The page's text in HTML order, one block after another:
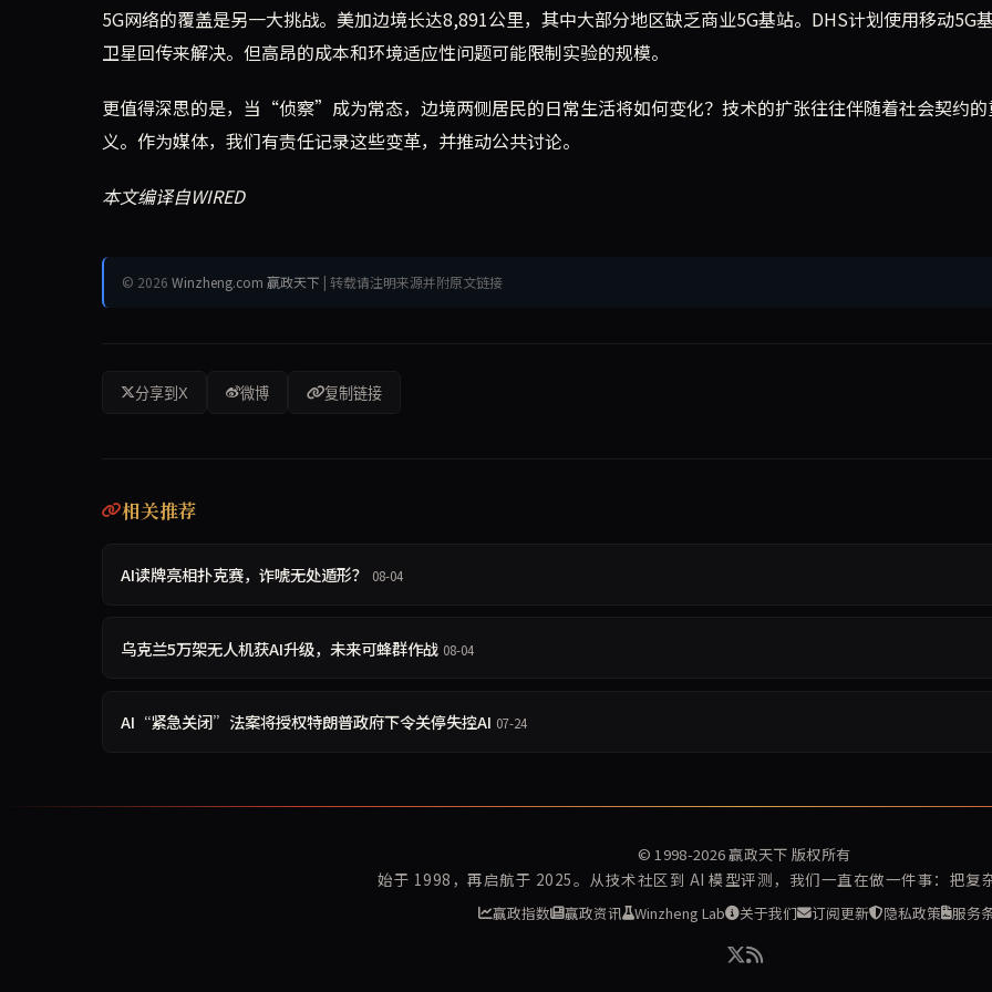
5G网络的覆盖是另一大挑战。美加边境长达8,891公里，其中大部分地区缺乏商业5G基站。DHS计划使用移动5G
卫星回传来解决。但高昂的成本和环境适应性问题可能限制实验的规模。
更值得深思的是，当“侦察”成为常态，边境两侧居民的日常生活将如何变化？技术的扩张往往伴随着社会契约的
义。作为媒体，我们有责任记录这些变革，并推动公共讨论。
本文编译自WIRED
© 2026 Winzheng.com 赢政天下 | 转载请注明来源并附原文链接
分享到X 微博 复制链接
相关推荐
AI读牌亮相扑克赛，诈唬无处遁形？ 08-04
乌克兰5万架无人机获AI升级，未来可蜂群作战 08-04
AI“紧急关闭”法案将授权特朗普政府下令关停失控AI 07-24
© 1998-2026赢政天下 版权所有
始于 1998，再启航于 2025。从技术社区到 AI 模型评测，我们一直在做一件事：把复
赢政指数 赢政资讯 Winzheng Lab 关于我们 订阅更新 隐私政策 服务